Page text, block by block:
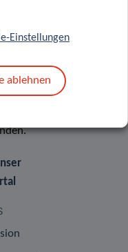
bietet
aktiven
Einstellungen
ablehnen